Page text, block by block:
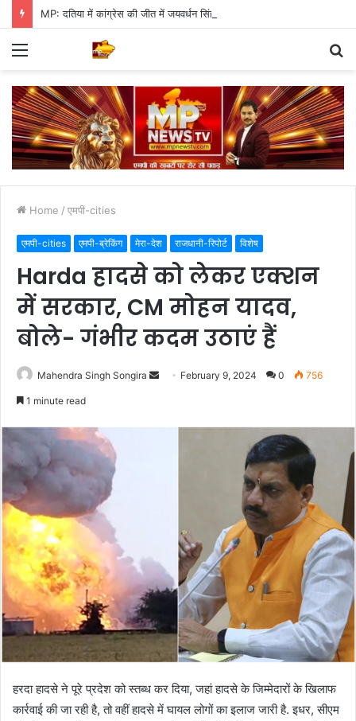
MP: दतिया में कांग्रेस की जीत में जयवर्धन सिंह का जादू, 35 में 30 बूथ जीते
Menu
Home / एमपी-cities
एमपी-cities एमपी-ब्रेकिंग मेरा-देश राजधानी-रिपोर्ट विशेष
Harda हादसे को लेकर एक्शन
में सरकार, CM मोहन यादव,
बोले- गंभीर कदम उठाएं हैं
Mahendra Singh Songira
Send February 9, 2024 0 756
1 minute read
हरदा हादसे ने पूरे प्रदेश को स्तब्ध कर दिया, जहां हादसे के जिम्मेदारों के खिलाफ
कार्रवाई की जा रही है, तो वहीं हादसे में घायल लोगों का इलाज जारी है. इधर, सीएम